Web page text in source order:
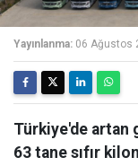
Yayınlanma: 06 Ağustos
Türkiye'de artan
63 tane sıfır